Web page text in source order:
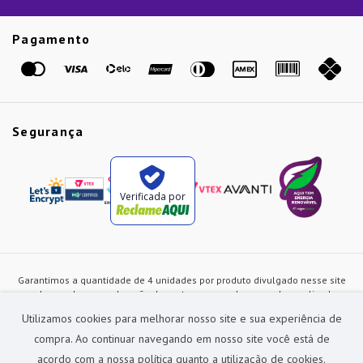
Utilizamos cookies para melhorar nosso site e sua experiência de
compra. Ao continuar navegando em nosso site você está de
acordo com a nossa política quanto a utilização de cookies.
Pagamento
Segurança
Verificada por
Garantimos a quantidade de 4 unidades por produto divulgado nesse site
ou de acordo com a duração dos estoques, sendo as vendas realizadas
alterados a qualquer instante sem prévia comunicação e são exclusivos
para a loja virtual, não restando nenhuma obrigação de prática similar nas
lojas físicas da rede Preçolandia. Todas as imagens dos produtos são